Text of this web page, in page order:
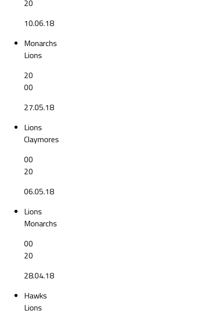
20
10.06.18
Monarchs
Lions
20
00
27.05.18
Lions
Claymores
00
20
06.05.18
Lions
Monarchs
00
20
28.04.18
Hawks
Lions